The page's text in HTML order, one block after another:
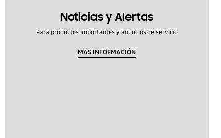
Noticias y Alertas
Para productos importantes y anuncios de servicio
MÁS INFORMACIÓN